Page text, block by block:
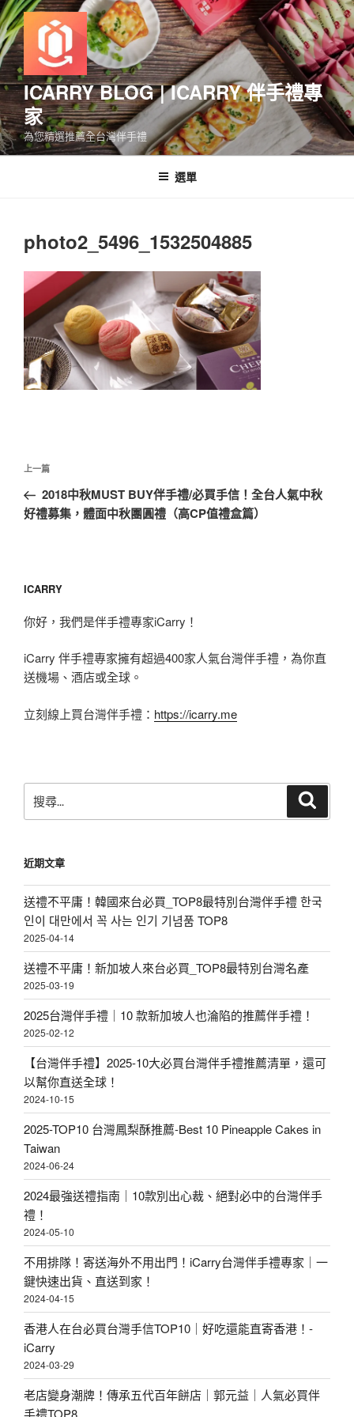
跳
至
主
要
內
容
ICARRY BLOG | ICARRY 伴手禮專
家
為您精選推薦全台灣伴手禮
選單
photo2_5496_1532504885
文
導
覽
上
一
篇
上一篇
2018中秋MUST BUY伴手禮/必買手信！全台人氣中秋
好禮募集，體面中秋團圓禮（高CP值禮盒篇）
ICARRY
你好，我們是伴手禮專家iCarry！
iCarry 伴手禮專家擁有超過400家人氣台灣伴手禮，為你直
送機場、酒店或全球。
立刻線上買台灣伴手禮： https://icarry.me
尋
字:
近期文章
送禮不平庸！韓國來台必買_TOP8最特別台灣伴手禮 한국
인이 대만에서 꼭 사는 인기 기념품 TOP8
2025-04-14
送禮不平庸！新加坡人來台必買_TOP8最特別台灣名產
2025-03-19
2025台灣伴手禮｜10 款新加坡人也淪陷的推薦伴手禮！
2025-02-12
【台灣伴手禮】2025-10大必買台灣伴手禮推薦清單，還可
以幫你直送全球！
2024-10-15
2025-TOP10 台灣鳳梨酥推薦-Best 10 Pineapple Cakes in
Taiwan
2024-06-24
2024最強送禮指南｜10款別出心裁、絕對必中的台灣伴手
禮！
2024-05-10
不用排隊！寄送海外不用出門！iCarry台灣伴手禮專家｜一
鍵快速出貨、直送到家！
2024-04-15
香港人在台必買台灣手信TOP10｜好吃還能直寄香港！-
iCarry
2024-03-29
老店變身潮牌！傳承五代百年餅店｜郭元益｜人氣必買伴
手禮TOP8